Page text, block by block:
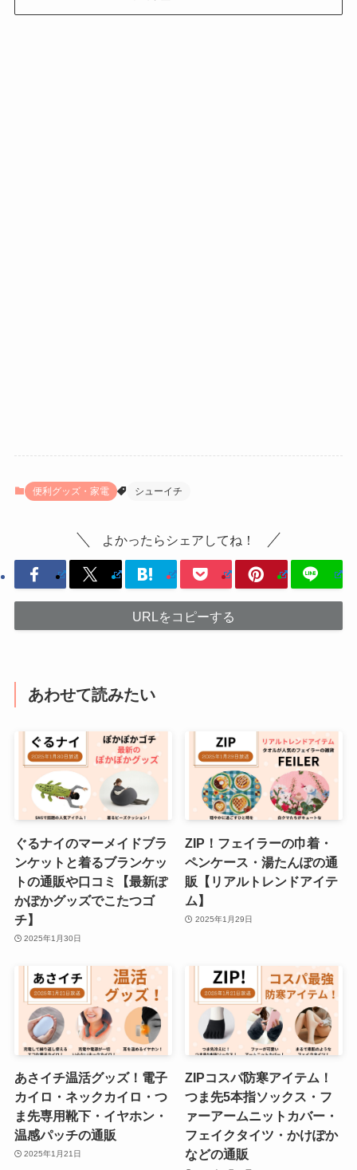
便利グッズ・家電 シューイチ
よかったらシェアしてね！
URLをコピーする
あわせて読みたい
ぐるナイのマーメイドブラ
ンケットと着るブランケッ
トの通販や口コミ【最新ぽ
かぽかグッズでこたつゴ
チ】
2025年1月30日
ZIP！フェイラーの巾着・
ペンケース・湯たんぽの通
販【リアルトレンドアイテ
ム】
2025年1月29日
あさイチ温活グッズ！電子
カイロ・ネックカイロ・つ
ま先専用靴下・イヤホン・
温感パッチの通販
2025年1月21日
ZIPコスパ防寒アイテム！
つま先5本指ソックス・フ
ァーアームニットカバー・
フェイクタイツ・かけぽか
などの通販